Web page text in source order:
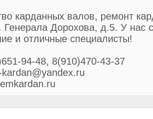
карданных валов, ремонт
Генерала Дорохова, д.5. У нас
и отличные специалисты!
94-48, 8(910)470-43-37